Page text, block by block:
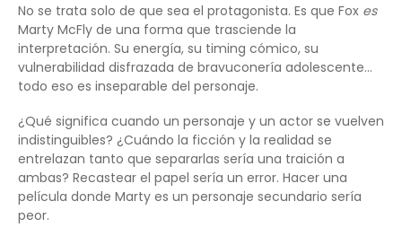
No se trata solo de que sea el protagonista. Es que Fox es
Marty McFly de una forma que trasciende la
interpretación. Su energía, su timing cómico, su
vulnerabilidad disfrazada de bravuconería adolescente…
todo eso es inseparable del personaje.
¿Qué significa cuando un personaje y un actor se vuelven
indistinguibles? ¿Cuándo la ficción y la realidad se
entrelazan tanto que separarlas sería una traición a
ambas? Recastear el papel sería un error. Hacer una
película donde Marty es un personaje secundario sería
peor.